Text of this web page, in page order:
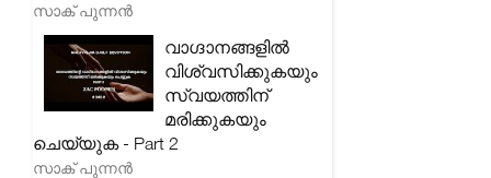
സാക് പുന്നൻ
വാഗ്ദാനങ്ങളിൽ
വിശ്വസിക്കുകയും
സ്വയത്തിന്
മരിക്കുകയും
ചെയ്യുക - Part 2
സാക് പുന്നൻ